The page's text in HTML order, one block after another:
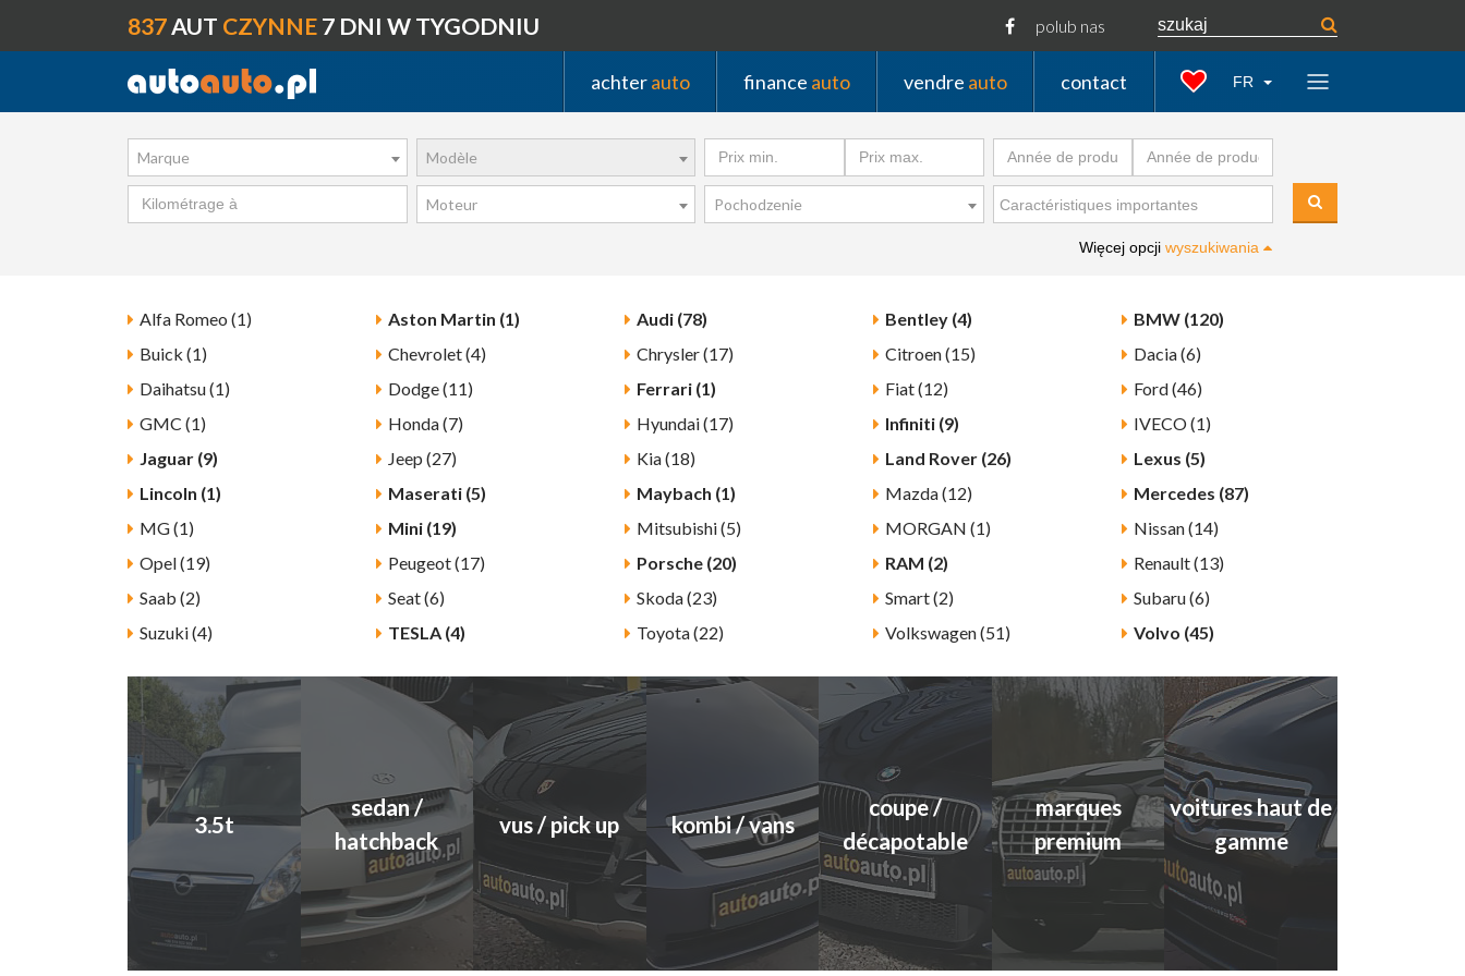
837AUT CZYNNE 7 DNI W TYGODNIU polub nas
achterauto finance auto vendre auto contact FR
Marque Modèle
Moteur Pochodzenie
Więcej opcji wyszukiwania
Alfa Romeo (1) Aston Martin (1) Audi (78) Bentley (4)
BMW (120)
Buick (1)
Chevrolet (4) Chrysler (17) Citroen (15)
Dacia (6)
Daihatsu (1)
Dodge (11) Ferrari (1) Fiat (12)
Ford (46)
GMC (1)
Honda (7) Hyundai (17) Infiniti (9)
IVECO (1)
Jaguar (9)
Jeep (27) Kia (18) Land Rover (26)
Lexus (5)
Lincoln (1)
Maserati (5) Maybach (1) Mazda (12)
Mercedes (87)
MG (1)
Mini (19) Mitsubishi (5) MORGAN (1)
Nissan (14)
Opel (19)
Peugeot (17) Porsche (20) RAM (2)
Renault (13)
Saab (2)
Seat (6) Skoda (23) Smart (2)
Subaru (6)
Suzuki (4)
TESLA (4) Toyota (22) Volkswagen (51) Volvo (45)
3.5t
sedan /
hatchback
vus / pick up kombi / vans
coupe /
décapotable
marques
premium
voitures haut de
gamme